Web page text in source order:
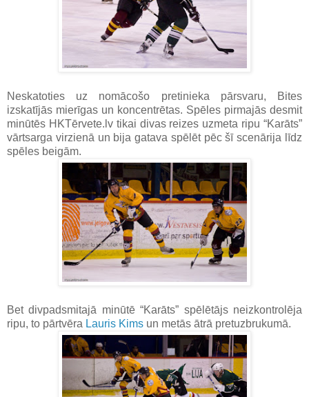
Neskatoties uz nomācošo pretinieka pārsvaru, Bites
izskatījās mierīgas un koncentrētas. Spēles pirmajās desmit
minūtēs HKTērvete.lv tikai divas reizes uzmeta ripu “Karāts”
vārtsarga virzienā un bija gatava spēlēt pēc šī scenārija līdz
spēles beigām.
Bet divpadsmitajā minūtē “Karāts” spēlētājs neizkontrolēja
ripu, to pārtvēra Lauris Kims un metās ātrā pretuzbrukumā.